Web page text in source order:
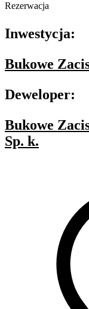
Rezerwacja
Inwestycja:
Bukowe
Deweloper:
Bukowe
Sp. k.